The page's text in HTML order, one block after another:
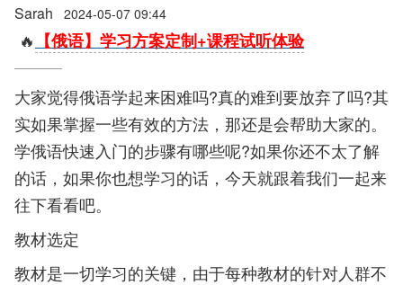
Sarah 2024-05-07 09:44
🔥 【俄语】学习方案定制+课程试听体验
大家觉得俄语学起来困难吗?真的难到要放弃了吗?其
实如果掌握一些有效的方法，那还是会帮助大家的。
学俄语快速入门的步骤有哪些呢?如果你还不太了解
的话，如果你也想学习的话，今天就跟着我们一起来
往下看看吧。
教材选定
教材是一切学习的关键，由于每种教材的针对人群不